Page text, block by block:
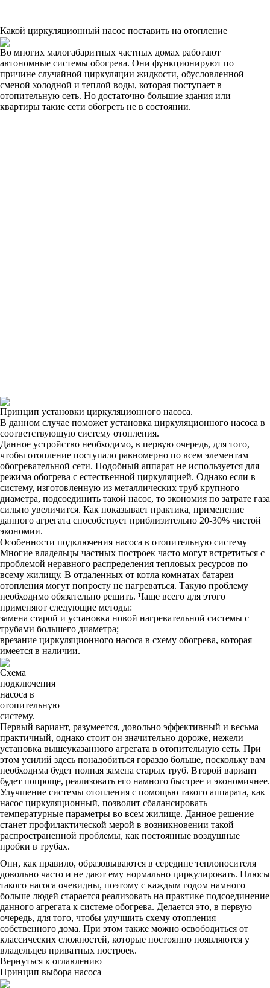
Какой циркуляционный насос поставить на отопление
Во многих малогабаритных частных домах работают
автономные системы обогрева. Они функционируют по
причине случайной циркуляции жидкости, обусловленной
сменой холодной и теплой воды, которая поступает в
отопительную сеть. Но достаточно большие здания или
квартиры такие сети обогреть не в состоянии.
Принцип установки циркуляционного насоса.
В данном случае поможет установка циркуляционного насоса в
соответствующую систему отопления.
Данное устройство необходимо, в первую очередь, для того,
чтобы отопление поступало равномерно по всем элементам
обогревательной сети. Подобный аппарат не используется для
режима обогрева с естественной циркуляцией. Однако если в
систему, изготовленную из металлических труб крупного
диаметра, подсоединить такой насос, то экономия по затрате газа
сильно увеличится. Как показывает практика, применение
данного агрегата способствует приблизительно 20-30% чистой
экономии.
Особенности подключения насоса в отопительную систему
Многие владельцы частных построек часто могут встретиться с
проблемой неравного распределения тепловых ресурсов по
всему жилищу. В отдаленных от котла комнатах батареи
отопления могут попросту не нагреваться. Такую проблему
необходимо обязательно решить. Чаще всего для этого
применяют следующие методы:
замена старой и установка новой нагревательной системы с
трубами большего диаметра;
врезание циркуляционного насоса в схему обогрева, которая
имеется в наличии.
Схема
подключения
насоса в
отопительную
систему.
Первый вариант, разумеется, довольно эффективный и весьма
практичный, однако стоит он значительно дороже, нежели
установка вышеуказанного агрегата в отопительную сеть. При
этом усилий здесь понадобиться гораздо больше, поскольку вам
необходима будет полная замена старых труб. Второй вариант
будет попроще, реализовать его намного быстрее и экономичнее.
Улучшение системы отопления с помощью такого аппарата, как
насос циркуляционный, позволит сбалансировать
температурные параметры во всем жилище. Данное решение
станет профилактической мерой в возникновении такой
распространенной проблемы, как постоянные воздушные
пробки в трубах.
Они, как правило, образовываются в середине теплоносителя
довольно часто и не дают ему нормально циркулировать. Плюсы
такого насоса очевидны, поэтому с каждым годом намного
больше людей старается реализовать на практике подсоединение
данного агрегата к системе обогрева. Делается это, в первую
очередь, для того, чтобы улучшить схему отопления
собственного дома. При этом также можно освободиться от
классических сложностей, которые постоянно появляются у
владельцев приватных построек.
Вернуться к оглавлению
Принцип выбора насоса